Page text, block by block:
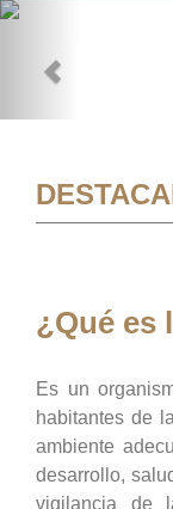
¿Qué es
Es un
habitantes de
ambiente
desarrollo,
vigilancia de